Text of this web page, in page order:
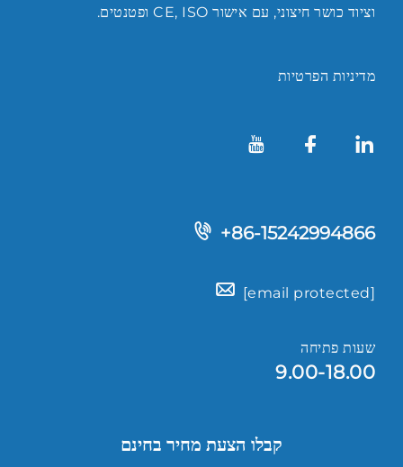
וציוד כושר חיצוני, עם אישור CE, ISO ופטנטים.
מדיניות הפרטיות
+86-15242994866
[email protected]
שעות פתיחה
9.00-18.00
קבלו הצעת מחיר בחינם